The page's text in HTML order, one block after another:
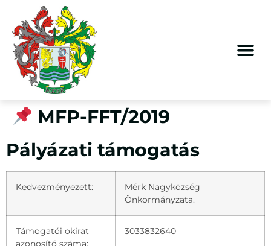
MFP-FFT/2019
Pályázati támogatás
Kedvezményezett:
Mérk Nagyközség
Önkormányzata.
Támogatói okirat
azonosító száma:
3033832640